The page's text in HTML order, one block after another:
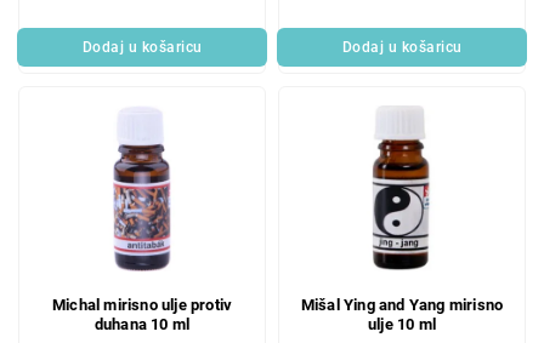
Dodaj u košaricu Dodaj u košaricu
Michal mirisno ulje protiv
duhana 10 ml
Mišal Ying and Yang mirisno
ulje 10 ml